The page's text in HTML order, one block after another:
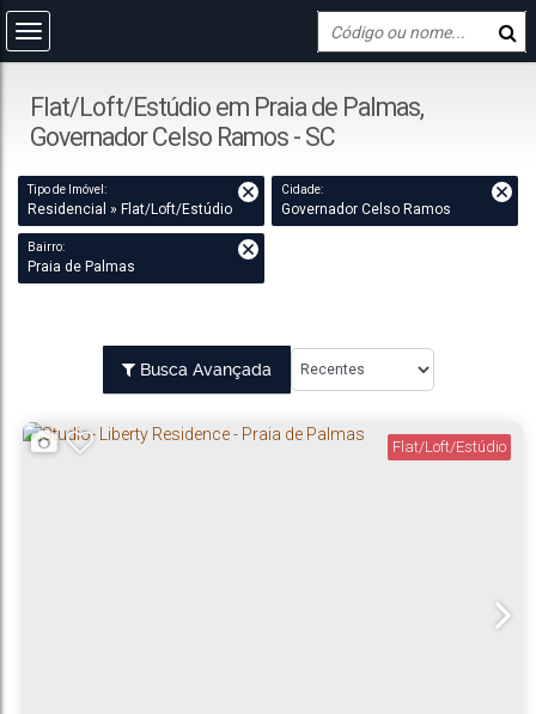
Flat/Loft/Estúdio em Praia de Palmas,
Governador Celso Ramos - SC
Tipo de Imóvel:
Residencial » Flat/Loft/Estúdio
Cidade:
Governador Celso Ramos
Bairro:
Praia de Palmas
Busca Avançada
Flat/Loft/Estúdio